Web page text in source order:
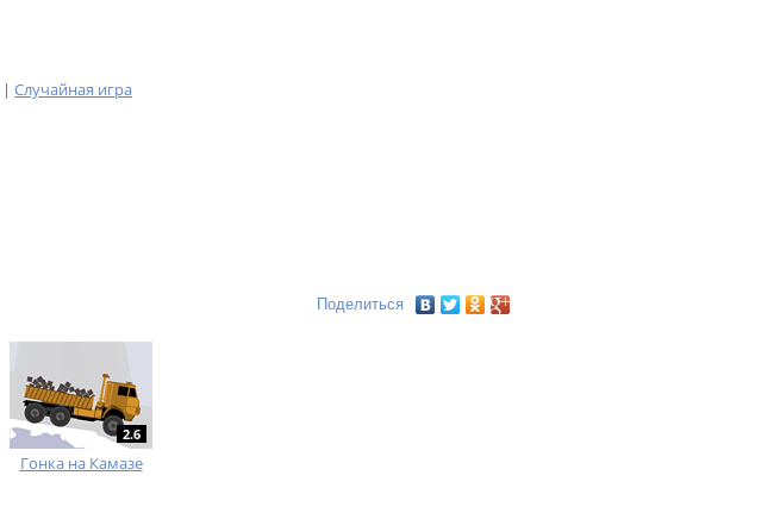
| Случайная игра
Поделиться
2.6
Гонка на Камазе